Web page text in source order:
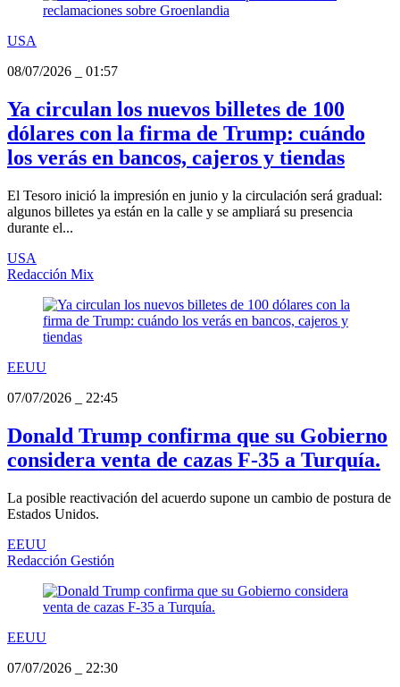
USA
08/07/2026
01:57
Ya circulan los nuevos billetes de 100
dólares con la firma de Trump: cuándo
los verás en bancos, cajeros y tiendas
El Tesoro inició la impresión en junio y la circulación será gradual:
algunos billetes ya están en la calle y se ampliará su presencia
durante el...
USA
Redacción Mix
EEUU
07/07/2026
22:45
Donald Trump confirma que su Gobierno
considera venta de cazas F-35 a Turquía.
La posible reactivación del acuerdo supone un cambio de postura de
Estados Unidos.
EEUU
Redacción Gestión
EEUU
07/07/2026
22:30